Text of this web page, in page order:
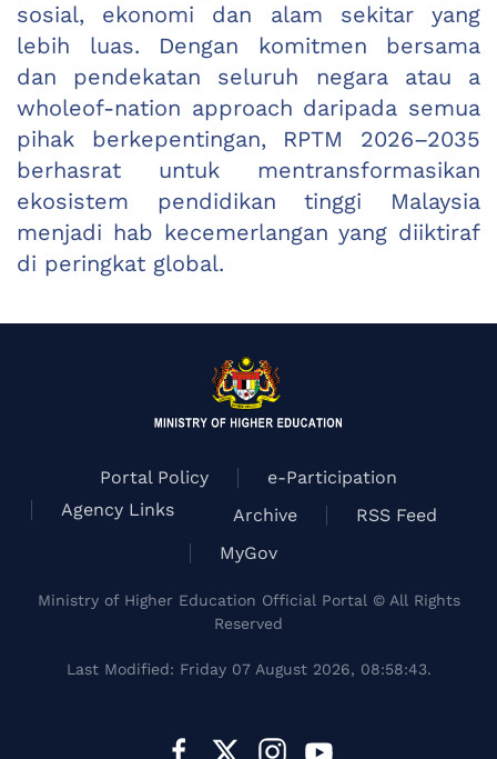
sosial, ekonomi dan alam sekitar yang
lebih luas. Dengan komitmen bersama
dan pendekatan seluruh negara atau a
wholeof-nation approach daripada semua
pihak berkepentingan, RPTM 2026–2035
berhasrat untuk mentransformasikan
ekosistem pendidikan tinggi Malaysia
menjadi hab kecemerlangan yang diiktiraf
di peringkat global.
Portal Policy
e-Participation
Agency Links
Archive
RSS Feed
MyGov
Ministry of Higher Education Official Portal © All Rights
Reserved
Last Modified: Friday 07 August 2026, 08:58:43.